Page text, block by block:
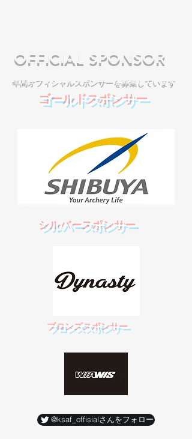
OFFICIAL SPONSOR
​年間オフィシャルスポンサーを募集しています
ゴールドスポンサー
​シルバースポンサー
​ブロンズスポンサー
@ksaf_offisialさんをフォロー